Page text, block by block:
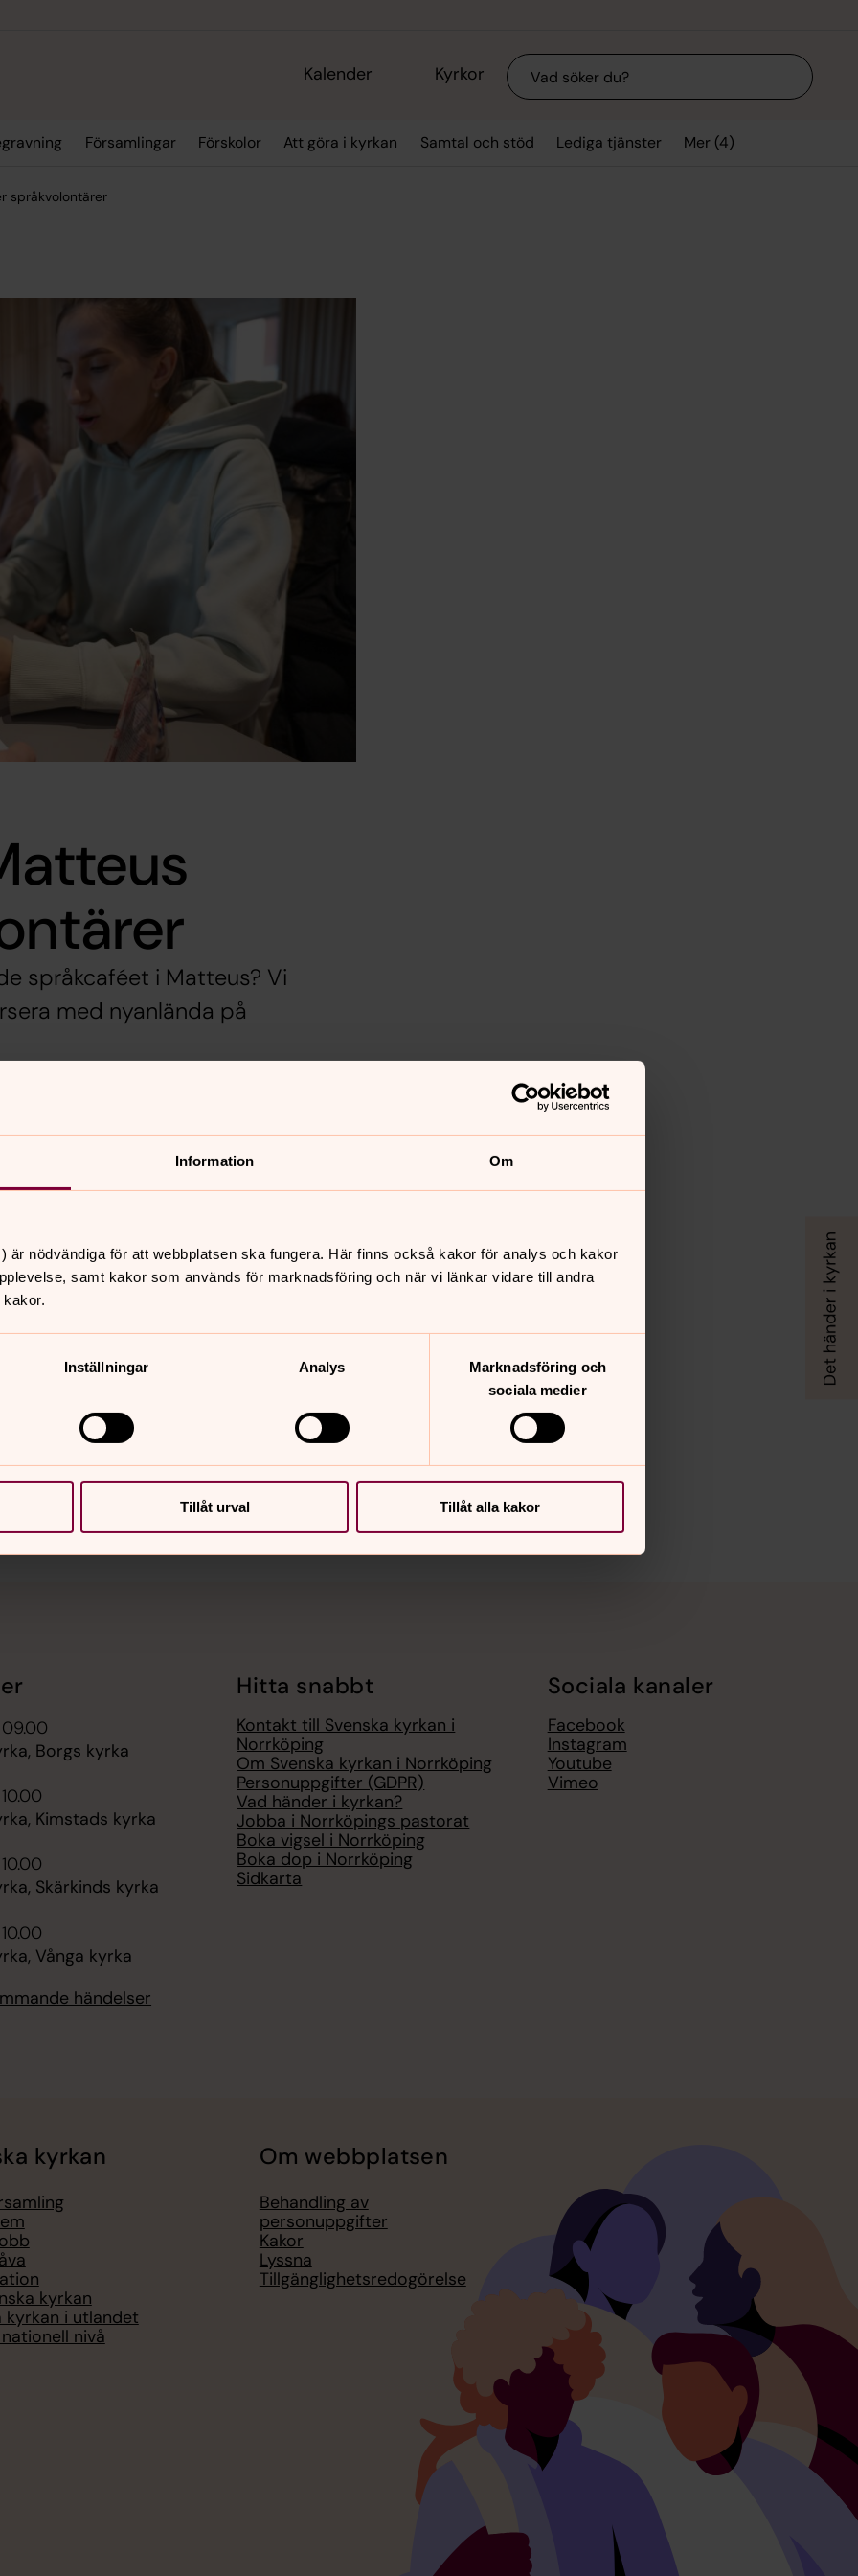
Information Om
är nödvändiga för att webbplatsen ska fungera. Här finns också kakor för analys och kakor
samt kakor som används för marknadsföring och när vi länkar vidare till andra
Inställningar Analys
Marknadsföring och
sociala medier
Tillåt urval Tillåt alla kakor
Kalender Kyrkor Sök
Församlingar Förskolor Att göra i kyrkan Samtal och stöd Lediga tjänster Mer (4)
språkvolontärer
språkcaféet i Matteus? Vi
med nyanlända på
startat i samarbete mellan
i veckan på onsdagar kl 15.00 och
oavsett ålder. En diakon från
gruppledare från Sensus kommer
varje gång. Kontakta
Borgs kyrka
Kimstads kyrka
Skärkinds kyrka
Vånga kyrka
händelser
Hitta snabbt
Kontakt till Svenska kyrkan i
Norrköping
Om Svenska kyrkan i Norrköping
Personuppgifter (GDPR)
Vad händer i kyrkan?
Jobba i Norrköpings pastorat
Boka vigsel i Norrköping
Boka dop i Norrköping
Sidkarta
Sociala kanaler
Facebook
Instagram
Youtube
Vimeo
kyrkan
kyrkan
kyrkan i utlandet
nivå
Om webbplatsen
Behandling av
personuppgifter
Kakor
Lyssna
Tillgänglighetsredogörelse